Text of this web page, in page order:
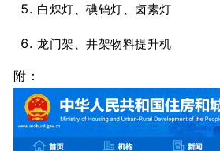
白炽灯、碘钨灯、卤素灯
龙门架、井架物料提升机
附：